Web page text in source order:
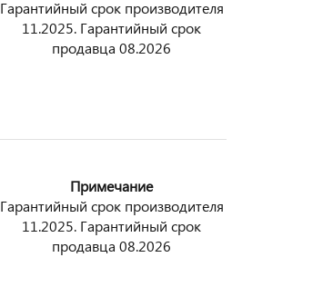
Гарантийный срок производителя
11.2025. Гарантийный срок
продавца 08.2026
Примечание
Гарантийный срок производителя
11.2025. Гарантийный срок
продавца 08.2026